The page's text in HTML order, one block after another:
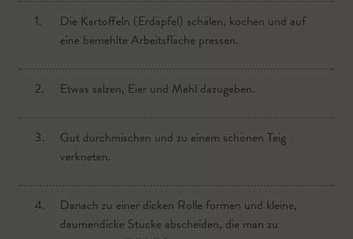
1.
Die Kartoffeln (Erdäpfel) schälen, kochen und auf
eine bemehlte Arbeitsfläche pressen.
2. Etwas salzen, Eier und Mehl dazugeben.
3.
Gut durchmischen und zu einem schönen Teig
verkneten.
4.
Danach zu einer dicken Rolle formen und kleine,
daumendicke Stücke abscheiden, die man zu